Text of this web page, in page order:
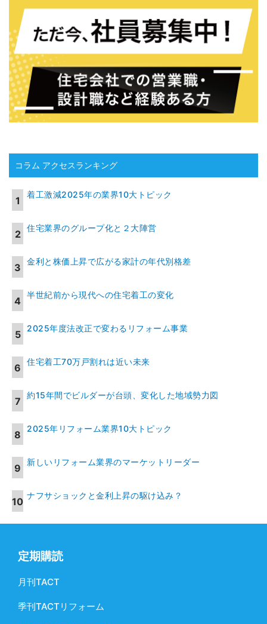
コラム アクセスランキング
着工激減2025年の業界10大トピック
住宅業界のグループ化と２大陣営
金利と株価上昇で広がる家計の年代別格差
半世紀前から現代への住宅着工の変化
2025年度法改正で変わるリフォーム事業
住宅着工70万戸割れは近い未来
約15年間でビルダーが台頭、変化した地域勢力図
2025年リフォーム業界10大トピック
新しいリフォーム業界のマーケットリーダー
ナフサショックと金利上昇の駆け込み？
定期購読
月刊TACT
季刊TACTリフォーム